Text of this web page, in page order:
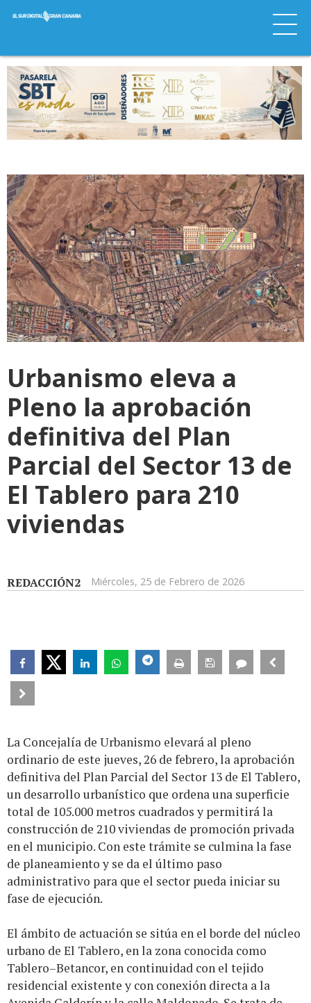
Urbanismo eleva a
Pleno la aprobación
definitiva del Plan
Parcial del Sector 13 de
El Tablero para 210
viviendas
REDACCIÓN2 Miércoles, 25 de Febrero de 2026
La Concejalía de Urbanismo elevará al pleno
ordinario de este jueves, 26 de febrero, la aprobación
definitiva del Plan Parcial del Sector 13 de El Tablero,
un desarrollo urbanístico que ordena una superficie
total de 105.000 metros cuadrados y permitirá la
construcción de 210 viviendas de promoción privada
en el municipio. Con este trámite se culmina la fase
de planeamiento y se da el último paso
administrativo para que el sector pueda iniciar su
fase de ejecución.
El ámbito de actuación se sitúa en el borde del núcleo
urbano de El Tablero, en la zona conocida como
Tablero–Betancor, en continuidad con el tejido
residencial existente y con conexión directa a la